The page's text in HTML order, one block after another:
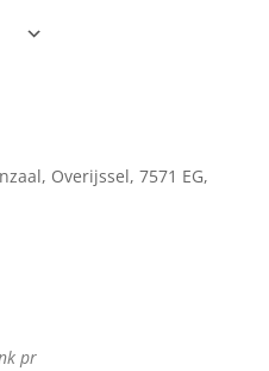
Overijssel, 7571 EG,
pr